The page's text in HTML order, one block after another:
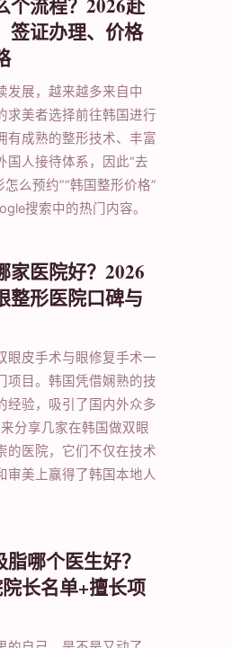
签证办理、价格
发展，越来越多来自中
求美者选择前往韩国进行
有成熟的整形技术、丰富
国人接待体系，因此“去
么预约”“韩国整形价格”
搜索中的热门内容。
家医院好？2026
整形医院口碑与
眼皮手术与眼修复手术一
项目。韩国凭借娴熟的技
经验，吸引了国内外众多
分享几家在韩国做双眼
的医院，它们不仅在技术
审美上赢得了韩国本地人
哪个医生好？
长名单+擅长项